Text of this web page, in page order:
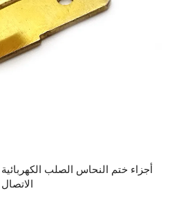
أجزاء ختم النحاس الصلب الكهربائية
الاتصال